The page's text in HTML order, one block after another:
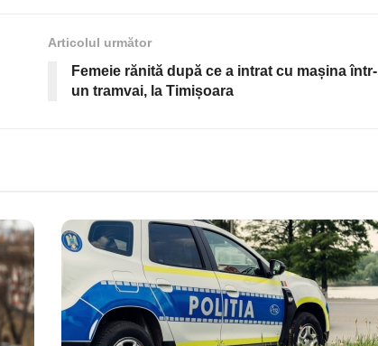
Articolul următor
Femeie rănită după ce a intrat cu mașina într-
un tramvai, la Timișoara